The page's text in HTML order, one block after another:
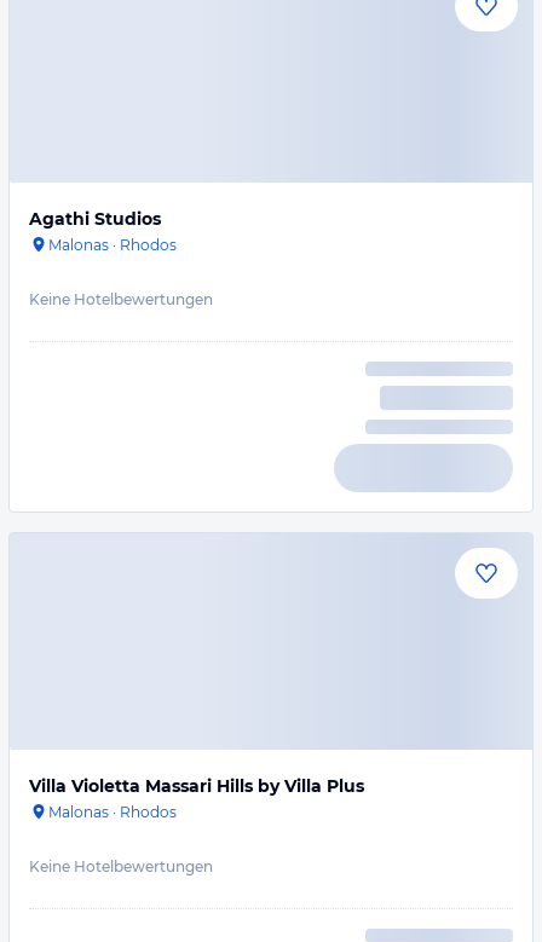
Agathi Studios
Malonas · Rhodos
Keine Hotelbewertungen
Villa Violetta Massari Hills by Villa Plus
Malonas · Rhodos
Keine Hotelbewertungen